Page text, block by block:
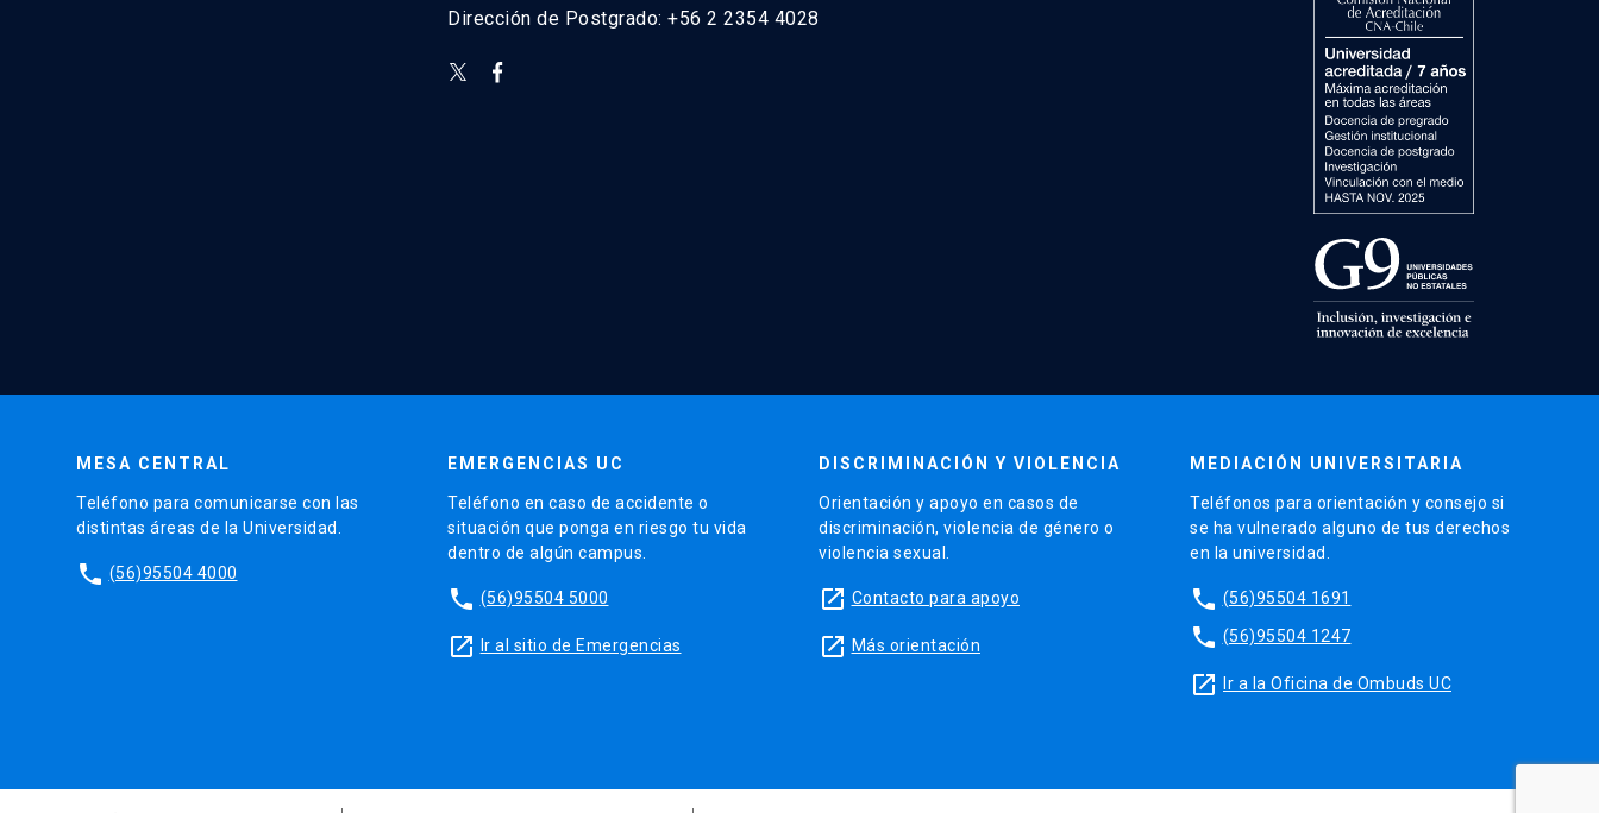
Dirección de Postgrado: +56 2 2354 4028
MESA CENTRAL
Teléfono para comunicarse con las
distintas áreas de la Universidad.
phone (56)95504 4000
EMERGENCIAS UC
Teléfono en caso de accidente o
situación que ponga en riesgo tu vida
dentro de algún campus.
phone (56)95504 5000
launch Ir al sitio de Emergencias
DISCRIMINACIÓN Y VIOLENCIA
Orientación y apoyo en casos de
discriminación, violencia de género o
violencia sexual.
launch Contacto para apoyo
launch Más orientación
MEDIACIÓN UNIVERSITARIA
Teléfonos para orientación y consejo si
se ha vulnerado alguno de tus derechos
en la universidad.
phone (56)95504 1691
phone (56)95504 1247
launch Ir a la Oficina de Ombuds UC